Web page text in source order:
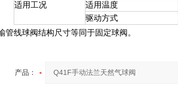
适用工况
适用温度
驱动方式
管线球阀结构尺寸等同于固定球阀。
产品：